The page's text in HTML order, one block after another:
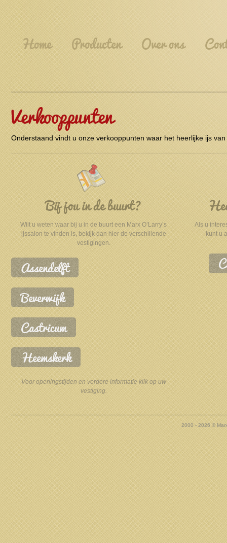
Home Producten Over ons
Verkooppunten
Onderstaand vindt u onze verkooppunten waar het heerlijke ijs
Bij jou in de buurt?
Wilt u weten waar bij u in de buurt een Marx O’Larry’s
ijssalon te vinden is, bekijk dan hier de verschillende
vestigingen.
Assendelft
Beverwijk
Castricum
Heemskerk
Voor openingstijden en verdere informatie klik op uw
vestiging.
Als u
kunt u
2000 - 2026 ©